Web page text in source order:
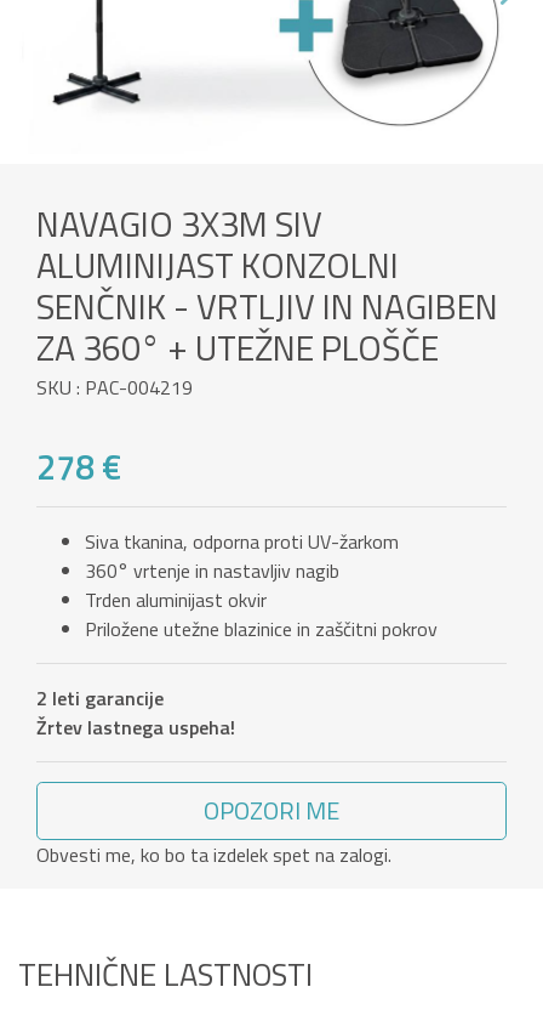
NAVAGIO 3X3M SIV
ALUMINIJAST KONZOLNI
SENČNIK - VRTLJIV IN NAGIBEN
ZA 360° + UTEŽNE PLOŠČE
SKU : PAC-004219
278 €
Siva tkanina, odporna proti UV-žarkom
360° vrtenje in nastavljiv nagib
Trden aluminijast okvir
Priložene utežne blazinice in zaščitni pokrov
2 leti garancije
Žrtev lastnega uspeha!
OPOZORI ME
Obvesti me, ko bo ta izdelek spet na zalogi.
TEHNIČNE LASTNOSTI